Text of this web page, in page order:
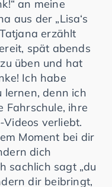
an meine
aus der „Lisa‘s
erzählt
spät abends
üben und hat
Ich habe
lernen, denn ich
Fahrschule, ihre
Videos verliebt.
Moment bei dir
dich
sachlich sagt „du
dir beibringt,